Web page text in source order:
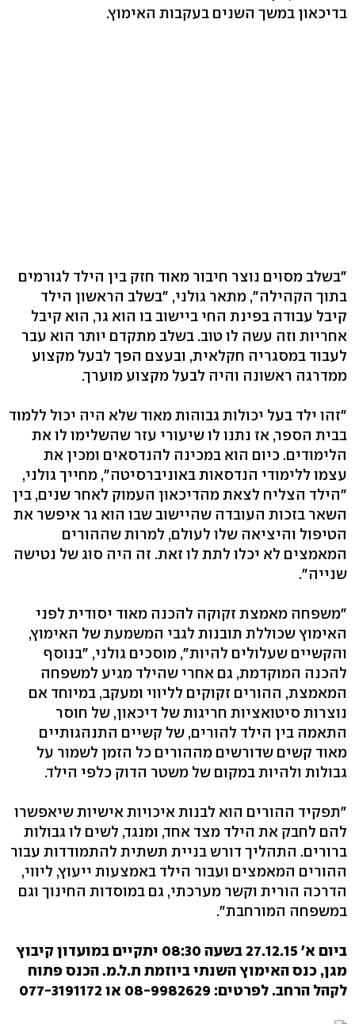
בדיכאון במשך השנים בעקבות האימוץ.
"בשלב מסוים נוצר חיבור מאוד חזק בין הילד לגורמים
בתוך הקהילה", מתאר גולני, "בשלב הראשון הילד
קיבל עבודה בפינת החי ביישוב בו הוא גר, הוא קיבל
אחריות וזה עשה לו טוב. בשלב מתקדם יותר הוא עבר
לעבוד במסגריה חקלאית, ובעצם הפך לבעל מקצוע
ממדרגה ראשונה והיה לבעל מקצוע מוערך.
"זהו ילד בעל יכולות גבוהות מאוד שלא היה יכול ללמוד
בבית הספר, אז נתנו לו שיעורי עזר שהשלימו לו את
הלימודים. כיום הוא במכינה להנדסאים ומכין את
עצמו ללימודי הנדסאות באוניברסיטה", מחייך גולני,
"הילד הצליח לצאת מהדיכאון העמוק לאחר שנים, בין
השאר בזכות העובדה שהיישוב שבו הוא גר איפשר את
הטיפול והיציאה שלו לעולם, למרות שההורים
המאמצים לא יכלו לתת לו זאת. זה היה סוג של נטישה
שנייה".
"משפחה מאמצת זקוקה להכנה מאוד יסודית לפני
האימוץ שכוללת תובנות לגבי המשמעת של האימוץ,
והקשיים שעלולים להיות", מוסכים גולני, "בנוסף
להכנה המוקדמת, גם אחרי שהילד מגיע למשפחה
המאמצת, ההורים זקוקים לליווי ומעקב, במיוחד אם
נוצרות סיטואציות חריגות של דיכאון, של חוסר
התאמה בין הילד להורים, של קשיים התנהגותיים
מאוד קשים שדורשים מההורים כל הזמן לשמור על
גבולות ולהיות במקום של משטר הדוק כלפי הילד.
"תפקיד ההורים הוא לבנות איכויות אישיות שיאפשרו
להם לחבק את הילד מצד אחד, ומנגד, לשים לו גבולות
ברורים. התהליך דורש בניית תשתית להתמודדות עבור
ההורים המאמצים ועבור הילד באמצעות ייעוץ, ליווי,
הדרכה הורית וקשר מערכתי, גם במוסדות החינוך וגם
במשפחה המורחבת".
ביום א' 27.12.15 בשעה 08:30 יתקיים במועדון קיבוץ
מגן, כנס האימוץ השנתי ביוזמת ת.ל.מ. הכנס פתוח
לקהל הרחב. לפרטים: 08-9982629 או 077-3191172